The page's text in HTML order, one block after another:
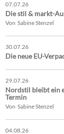
07.07.26
Die stil & markt-
Von Sabine Stenzel
30.07.26
Die neue EU-
29.07.26
Nordstil bleibt ein
Termin
Von Sabine Stenzel
04.08.26